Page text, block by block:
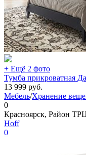
+ Ещё 2 фото
Тумба прикроватная
13 999 руб.
Мебель/Хранение
0
Красноярск, Район
Hoff
0